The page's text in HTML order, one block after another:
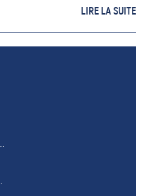
petits, « veaux », aux
Nord. Or c’est
LIRE LA SUITE